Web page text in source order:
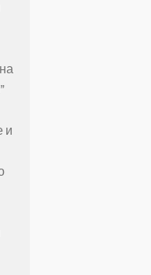
и